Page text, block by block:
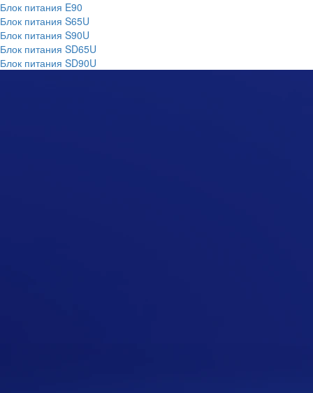
Блок питания E90
Блок питания S65U
Блок питания S90U
Блок питания SD65U
Блок питания SD90U